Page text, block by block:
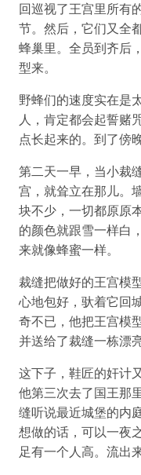
回巡视了王宫里所有
节。然后，它们又全
蜂巢里。全员到齐后
型来。
野蜂们的速度实在是
人，肯定都会起誓赌
点长起来的。到了傍
第二天一早，当小裁
宫，就耸立在那儿。
块不少，一切都原原
的颜色就跟雪一样白
来就像蜂蜜一样。
裁缝把做好的王宫模
心地包好，驮着它回
奇不已，他把王宫模
并送给了裁缝一栋漂
这下子，鞋匠的奸计
他第三次去了国王那
缝听说最近城堡的内
想做的话，可以一夜
足有一个人高。流出